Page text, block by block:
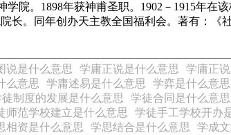
院。1898年获神甫圣职。1902－1915年在
长。同年创办天主教全国福利会。著有：《
说是什么意思 学庸正说是什么意思 学庸正
么意思 学庸述易是什么意思 学弈是什么意思
徒制度的发展是什么意思 学徒合同是什么意思
师范学校建立是什么意思 学徒手工学校开办
相资是什么意思 学思结合是什么意思
学成